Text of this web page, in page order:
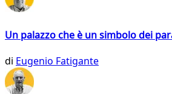
Un palazzo che è un simbolo dei
di Eugenio Fatigante